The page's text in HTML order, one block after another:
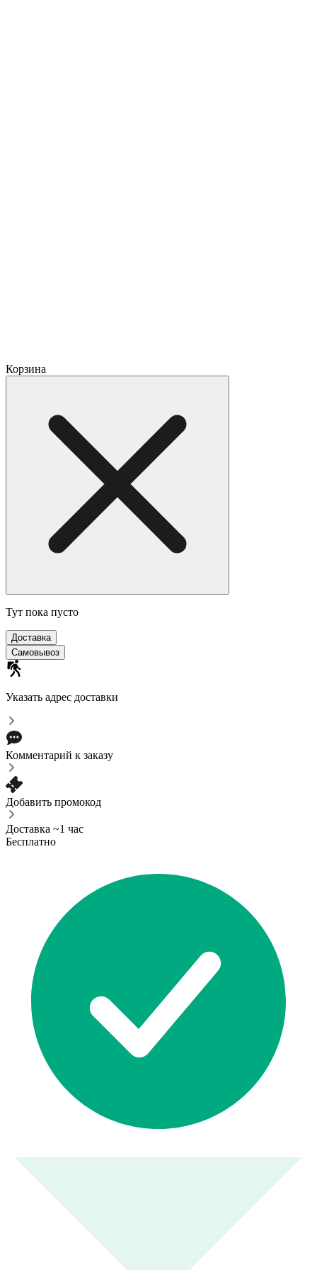
Корзина
Тут пока пусто
Доставка
Самовывоз
Указать адрес доставки
Комментарий к заказу
Добавить промокод
Доставка ~1 час
Бесплатно